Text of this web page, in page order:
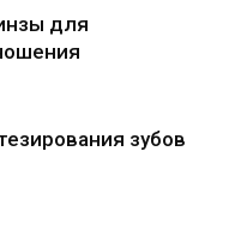
для
зубов